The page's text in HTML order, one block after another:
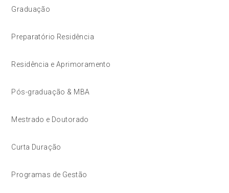
Graduação
Preparatório Residência
Residência e Aprimoramento
Pós-graduação & MBA
Mestrado e Doutorado
Curta Duração
Programas de Gestão